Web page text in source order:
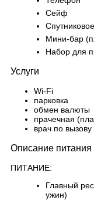
Сейф
Мини-бар
Набор для
Услуги
Wi-Fi
парковка
обмен валюты
прачечная
врач по
Описание питания
ПИТАНИЕ:
Главный
ужин)